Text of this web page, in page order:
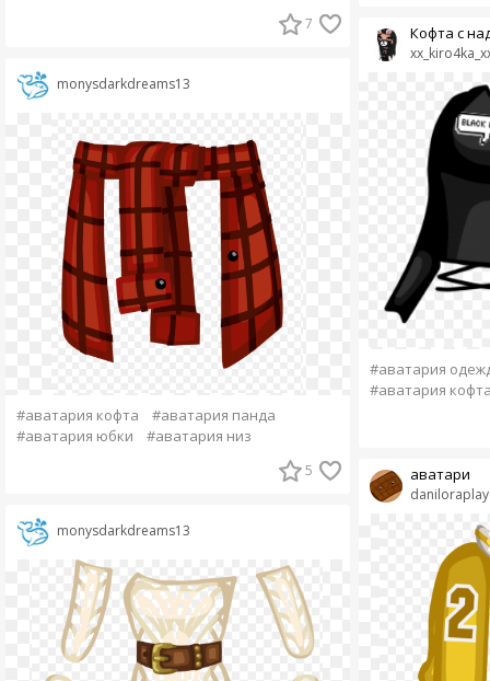
7
monysdarkdreams13
#аватария кофта
#аватария панда
#аватария юбки
#аватария низ
5
monysdarkdreams13
Кофта с
#аватария
#аватария
daniloraplay
аватари